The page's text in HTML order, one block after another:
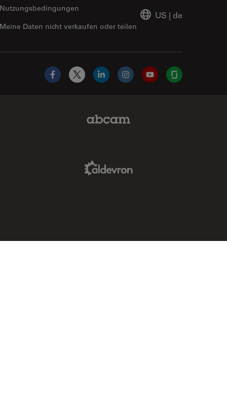
Meine Daten nicht verkaufen oder teilen
Nutzungsbedingungen
US | de
Facebook
X LinkedInInstagramYouTubeGlassdoor